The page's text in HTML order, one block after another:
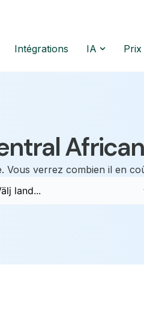
Intégrations IA Prix
verrez combien il en